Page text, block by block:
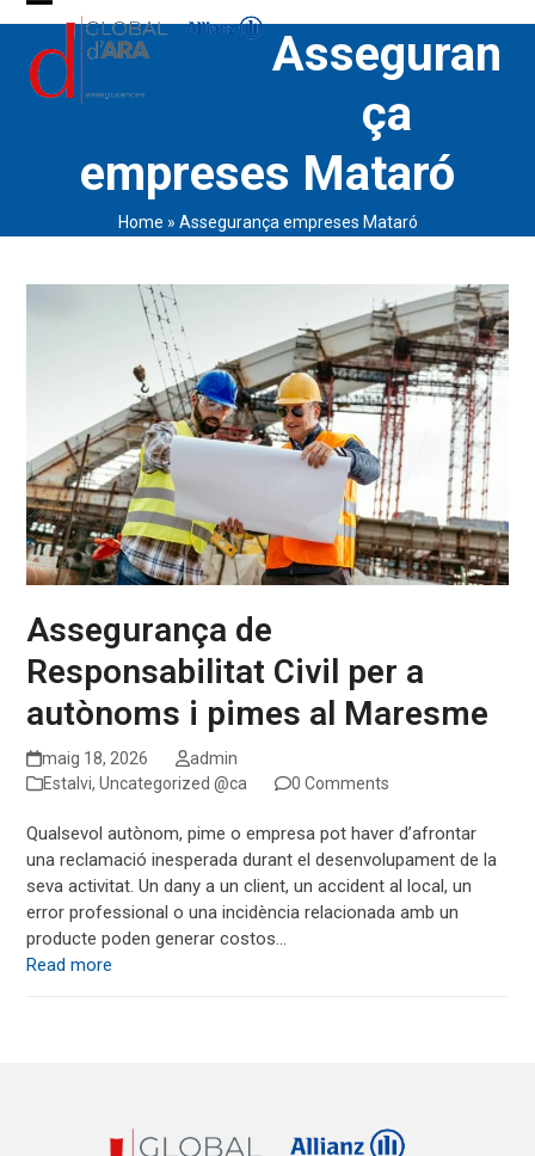
Skip
content
Open
mobile
menu
Close
mobile
menu
Asseguran
ça
empreses Mataró
Home » Assegurança empreses Mataró
Assegurança de
Responsabilitat Civil per a
autònoms i pimes al Maresme
maig 18, 2026
admin
Estalvi,Uncategorized @ca 0 Comments
Qualsevol autònom, pime o empresa pot haver d’afrontar
una reclamació inesperada durant el desenvolupament de la
seva activitat. Un dany a un client, un accident al local, un
error professional o una incidència relacionada amb un
producte poden generar costos…
Read more